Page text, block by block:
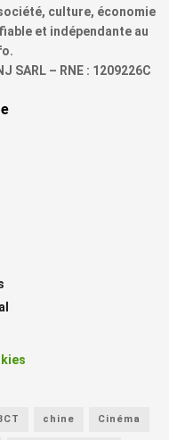
culture, économie
et indépendante au
SARL – RNE : 1209226C
chine Cinéma